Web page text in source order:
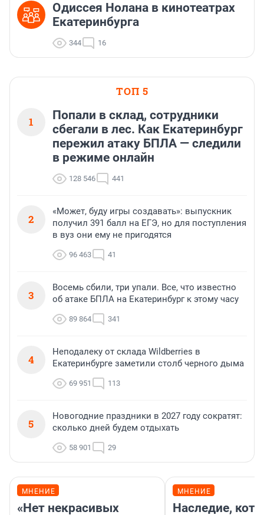
Одиссея Нолана в кинотеатрах
Екатеринбурга
344 16
ТОП 5
1
Попали в склад, сотрудники
сбегали в лес. Как Екатеринбург
пережил атаку БПЛА — следили
в режиме онлайн
128 546 441
2
«Может, буду игры создавать»: выпускник
получил 391 балл на ЕГЭ, но для поступления
в вуз они ему не пригодятся
96 463 41
3
Восемь сбили, три упали. Все, что известно
об атаке БПЛА на Екатеринбург к этому часу
89 864 341
4
Неподалеку от склада Wildberries в
Екатеринбурге заметили столб черного дыма
69 951 113
5
Новогодние праздники в 2027 году сократят:
сколько дней будем отдыхать
58 901 29
МНЕНИЕ
«Нет некрасивых
МНЕНИЕ
Наследие,